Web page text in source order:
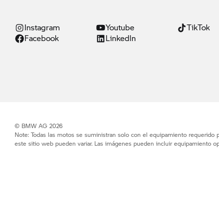
Instagram Youtube
TikTok
Facebook
Linkedln
© BMW AG 2026
Note: Todas las motos se suministran solo con el equipamiento
este sitio web pueden variar. Las imágenes pueden incluir equipamiento